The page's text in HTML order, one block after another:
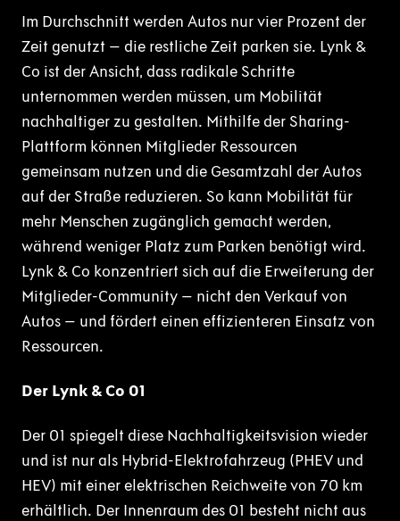
Im Durchschnitt werden Autos nur vier Prozent der
Zeit genutzt – die restliche Zeit parken sie. Lynk &
Co ist der Ansicht, dass radikale Schritte
unternommen werden müssen, um Mobilität
nachhaltiger zu gestalten. Mithilfe der Sharing-
Plattform können Mitglieder Ressourcen
gemeinsam nutzen und die Gesamtzahl der Autos
auf der Straße reduzieren. So kann Mobilität für
mehr Menschen zugänglich gemacht werden,
während weniger Platz zum Parken benötigt wird.
Lynk & Co konzentriert sich auf die Erweiterung der
Mitglieder-Community – nicht den Verkauf von
Autos – und fördert einen effizienteren Einsatz von
Ressourcen.
Der Lynk & Co 01
Der 01 spiegelt diese Nachhaltigkeitsvision wieder
und ist nur als Hybrid-Elektrofahrzeug (PHEV und
HEV) mit einer elektrischen Reichweite von 70 km
erhältlich. Der Innenraum des 01 besteht nicht aus